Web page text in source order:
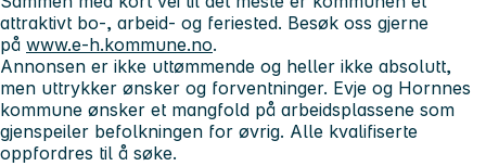
attraktivt bo-, arbeid- og feriested. Besøk oss gjerne
på www.e-h.kommune.no.
Annonsen er ikke uttømmende og heller ikke absolutt,
men uttrykker ønsker og forventninger. Evje og Hornnes
kommune ønsker et mangfold på arbeidsplassene som
gjenspeiler befolkningen for øvrig. Alle kvalifiserte
oppfordres til å søke.